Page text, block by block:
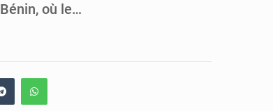
où le…